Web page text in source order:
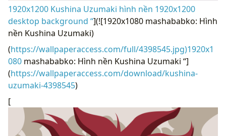
1920x1200 Kushina Uzumaki hình nền 1920x1200
desktop background “](![1920x1080 mashababko: Hình
nền Kushina Uzumaki)
(https://wallpaperaccess.com/full/4398545.jpg)1920x1
080 mashababko: Hình nền Kushina Uzumaki “]
(https://wallpaperaccess.com/download/kushina-
uzumaki-4398545)
[